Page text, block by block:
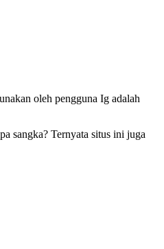
oleh pengguna Ig adalah
sangka? Ternyata situs ini juga